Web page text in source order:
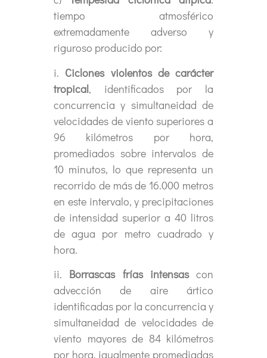
tiempo atmosférico
extremadamente adverso y
riguroso producido por:
i. Ciclones violentos de carácter
tropical, identificados por la
concurrencia y simultaneidad de
velocidades de viento superiores a
96 kilómetros por hora,
promediados sobre intervalos de
10 minutos, lo que representa un
recorrido de más de 16.000 metros
en este intervalo, y precipitaciones
de intensidad superior a 40 litros
de agua por metro cuadrado y
hora.
ii. Borrascas frías intensascon
advección de aire ártico
identificadas por la concurrencia y
simultaneidad de velocidades de
viento mayores de 84 kilómetros
por hora, igualmente promediadas